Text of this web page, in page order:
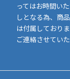
ってはお時間い
しとなる為、商
は付属しており
ご連絡させていた